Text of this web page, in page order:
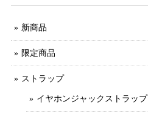
新商品
限定商品
ストラップ
イヤホンジャックストラップ